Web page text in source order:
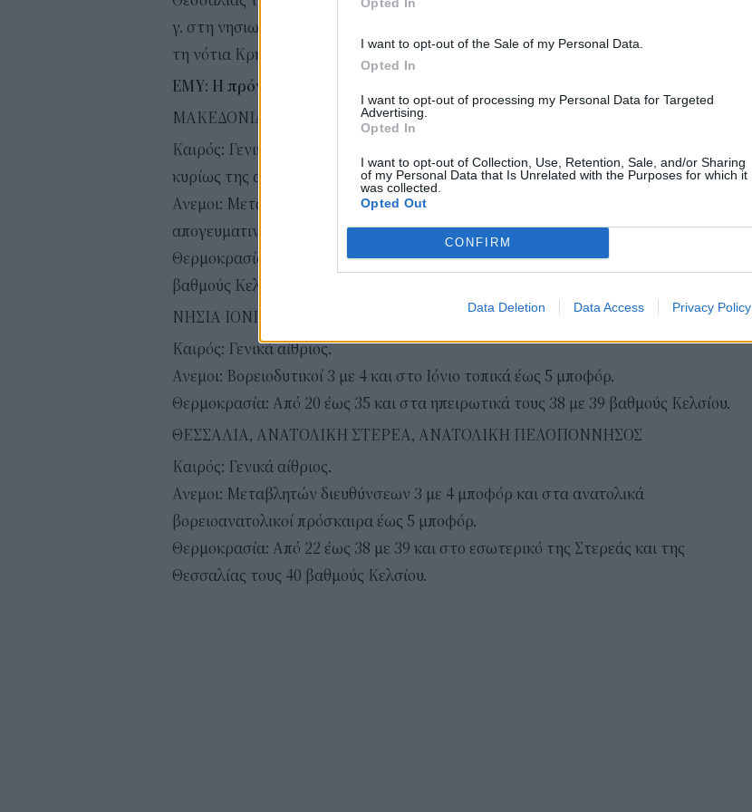
I want to opt-out of the Sale of my Personal Data.
Opted In
I want to opt-out of processing my Personal Data for Targeted
Advertising.
Opted In
I want to opt-out of Collection, Use, Retention, Sale, and/or Sharing
of my Personal Data that Is Unrelated with the Purposes for which it
was collected.
Opted Out
CONFIRM
Data Deletion Data Access Privacy Policy
γ. στη νησιωτική χώρα τους 32 με 33 και στα νησιά του Ιονίου, τα Δωδεκάνησα και
τη νότια Κρήτη τους 35 βαθμούς Κελσίου.
ΕΜΥ: Η πρόγνωση του καιρού ανά περιοχή σήμερα Τετάρτη (12/7)
ΜΑΚΕΔΟΝΙΑ, ΘΡΑΚΗ
Καιρός: Γενικά αίθριος. Πρόσκαιρες νεφώσεις το μεσημέρι - απόγευμα στα ορεινά
κυρίως της ανατολικής Μακεδονίας και της Θράκης.
Ανεμοι: Μεταβλητοί 3 με 4 μποφόρ και πρόσκαιρα τις μεσημβρινές και
απογευματινές ώρες στα θαλάσσια-παραθαλάσσια νότιοι με την ίδια ένταση.
Θερμοκρασία: Από 19 έως 36 με 37 και τοπικά στην κεντρική Μακεδονία έως 38
βαθμούς Κελσίου.
ΝΗΣΙΑ ΙΟΝΙΟΥ, ΗΠΕΙΡΟΣ, ΔΥΤΙΚΗ ΣΤΕΡΕΑ, ΔΥΤΙΚΗ ΠΕΛΟΠΟΝΝΗΣΟΣ
Καιρός: Γενικά αίθριος.
Ανεμοι: Βορειοδυτικοί 3 με 4 και στο Ιόνιο τοπικά έως 5 μποφόρ.
Θερμοκρασία: Από 20 έως 35 και στα ηπειρωτικά τους 38 με 39 βαθμούς Κελσίου.
ΘΕΣΣΑΛΙΑ, ΑΝΑΤΟΛΙΚΗ ΣΤΕΡΕΑ, ΑΝΑΤΟΛΙΚΗ ΠΕΛΟΠΟΝΝΗΣΟΣ
Καιρός: Γενικά αίθριος.
Ανεμοι: Μεταβλητών διευθύνσεων 3 με 4 μποφόρ και στα ανατολικά
βορειοανατολικοί πρόσκαιρα έως 5 μποφόρ.
Θερμοκρασία: Από 22 έως 38 με 39 και στο εσωτερικό της Στερεάς και της
Θεσσαλίας τους 40 βαθμούς Κελσίου.